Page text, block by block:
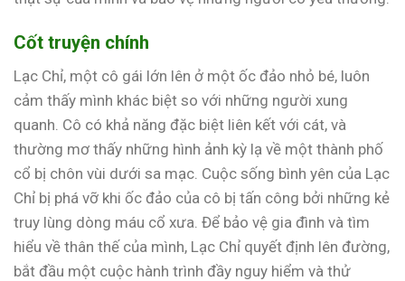
Cốt truyện chính
Lạc Chỉ, một cô gái lớn lên ở một ốc đảo nhỏ bé, luôn
cảm thấy mình khác biệt so với những người xung
quanh. Cô có khả năng đặc biệt liên kết với cát, và
thường mơ thấy những hình ảnh kỳ lạ về một thành phố
cổ bị chôn vùi dưới sa mạc. Cuộc sống bình yên của Lạc
Chỉ bị phá vỡ khi ốc đảo của cô bị tấn công bởi những kẻ
truy lùng dòng máu cổ xưa. Để bảo vệ gia đình và tìm
hiểu về thân thế của mình, Lạc Chỉ quyết định lên đường,
bắt đầu một cuộc hành trình đầy nguy hiểm và thử